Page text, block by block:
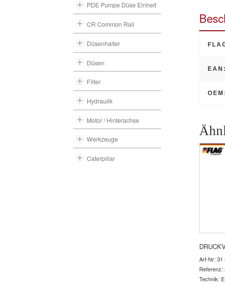
EAN:
OEM:
Art-Nr: 31
Referenz:
Technik:
PDE Pumpe Düse Einheit
CR Common Rail
Düsenhalter
Düsen
Filter
Hydraulik
Motor / Hinterachse
Werkzeuge
Caterpillar